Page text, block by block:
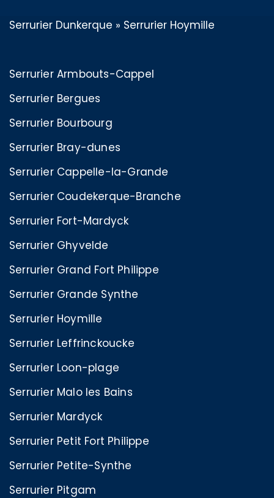
Serrurier Dunkerque » Serrurier Hoymille
Serrurier Armbouts-Cappel
Serrurier Bergues
Serrurier Bourbourg
Serrurier Bray-dunes
Serrurier Cappelle-la-Grande
Serrurier Coudekerque-Branche
Serrurier Fort-Mardyck
Serrurier Ghyvelde
Serrurier Grand Fort Philippe
Serrurier Grande Synthe
Serrurier Hoymille
Serrurier Leffrinckoucke
Serrurier Loon-plage
Serrurier Malo les Bains
Serrurier Mardyck
Serrurier Petit Fort Philippe
Serrurier Petite-Synthe
Serrurier Pitgam